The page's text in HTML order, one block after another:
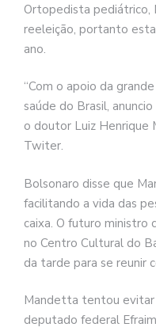
Ortopedista pediátrico,
reeleição, portanto
ano.
“Com o apoio da
saúde do Brasil,
o doutor Luiz Henrique
Twiter.
Bolsonaro disse que
facilitando a vida das
caixa. O futuro ministro
no Centro Cultural do
da tarde para se reunir
Mandetta tentou evitar
deputado federal